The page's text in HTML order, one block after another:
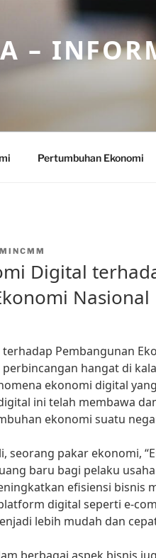
–
Pertumbuhan Ekonomi
Digital
Nasional
Pembangunan
hangat di
ekonomi digital
ini telah membawa
ekonomi suatu
seorang pakar ekonomi,
baru bagi pelaku
efisiensi bisnis
digital seperti e-
lebih mudah dan